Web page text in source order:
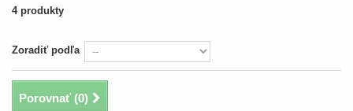
4 produkty
Zoradiť podľa
Porovnať (0)